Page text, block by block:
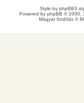
Style by phpBB3
Powered by phpBB © 2000,
Magyar fordítás ©